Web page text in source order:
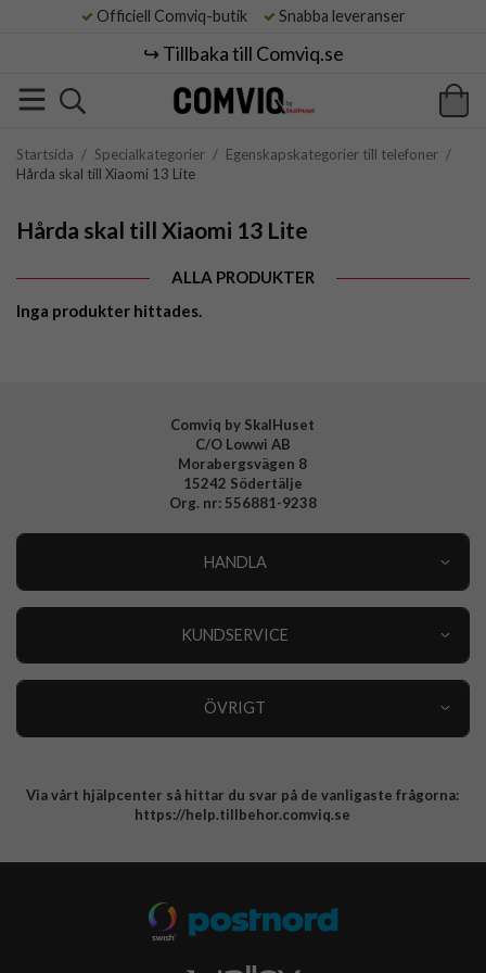
Officiell Comviq-butik Snabba leveranser
↪️ Tillbaka till Comviq.se
Startsida / Specialkategorier / Egenskapskategorier till telefoner /
Hårda skal till Xiaomi 13 Lite
Hårda skal till Xiaomi 13 Lite
ALLA PRODUKTER
Inga produkter hittades.
Comviq by SkalHuset
C/O Lowwi AB
Morabergsvägen 8
15242 Södertälje
Org. nr: 556881-9238
HANDLA
KUNDSERVICE
ÖVRIGT
Integritetspolicy
Via vårt hjälpcenter så hittar du svar på de vanligaste frågorna:
https://help.tillbehor.comviq.se